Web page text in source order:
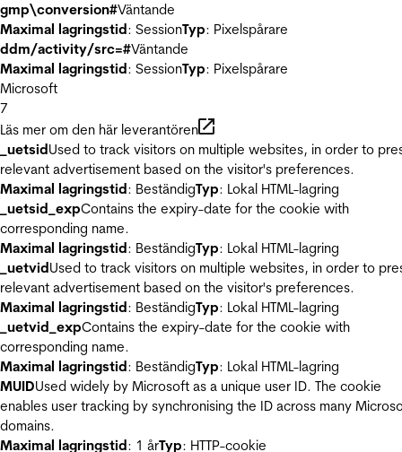
gmp\conversion#Väntande
Maximal lagringstid: SessionTyp: Pixelspårare
ddm/activity/src=#Väntande
Maximal lagringstid: SessionTyp: Pixelspårare
Microsoft
7
Läs mer om den här leverantören
_uetsidUsed to track visitors on multiple websites, in order to
relevant advertisement based on the visitor's preferences.
Maximal lagringstid: BeständigTyp: Lokal HTML-lagring
_uetsid_expContains the expiry-date for the cookie with
corresponding name.
Maximal lagringstid: BeständigTyp: Lokal HTML-lagring
_uetvidUsed to track visitors on multiple websites, in order to
relevant advertisement based on the visitor's preferences.
Maximal lagringstid: BeständigTyp: Lokal HTML-lagring
_uetvid_expContains the expiry-date for the cookie with
corresponding name.
Maximal lagringstid: BeständigTyp: Lokal HTML-lagring
MUIDUsed widely by Microsoft as a unique user ID. The cookie
enables user tracking by synchronising the ID across many
domains.
Maximal lagringstid: 1 årTyp: HTTP-cookie